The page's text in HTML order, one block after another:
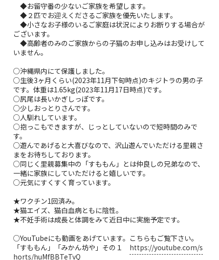
◆お留守番の少ないご家族を希望します。
◆２匹でお迎えくださるご家族を優先いたします。
◆小さなお子様のいるご家庭は状況によりお断りする場合が
ございます。
◆高齢者のみのご家族からの子猫のお申し込みはお受けして
いません。
○沖縄県内にて保護しました。
○生後3ヶ月くらい(2023年11月下旬時点)のキジトラの男の子
です。体重は1.65kg(2023年11月17日時点)です。
○尻尾は長いかぎしっぽです。
○少しおっとりさんです。
○人馴れしています。
○抱っこもできますが、じっとしていないので短時間のみで
す。
○遊んであげると大喜びなので、沢山遊んでいただける里親さ
まをお待ちしております。
○同じく里親募集中の「すももん」とは仲良しの兄弟なので、
一緒に家族にしていただけると嬉しいです。
○元気にすくすく育っています。
★ワクチン1回済み。
★猫エイズ、猫白血病ともに陰性。
★不妊手術は成長と体調をみて近日中に実施予定です。
○YouTubeにも動画をあげています。こちらもご覧下さい。
「すももん」「みかん坊や」その１ https://youtube.com/s
horts/huMfBBTeTvQ